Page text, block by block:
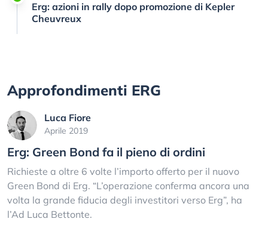
Erg: azioni in rally dopo promozione di Kepler
Cheuvreux
Approfondimenti ERG
Luca Fiore
Aprile 2019
Erg: Green Bond fa il pieno di ordini
Richieste a oltre 6 volte l’importo offerto per il nuovo
Green Bond di Erg. “L’operazione conferma ancora una
volta la grande fiducia degli investitori verso Erg”, ha
l’Ad Luca Bettonte.